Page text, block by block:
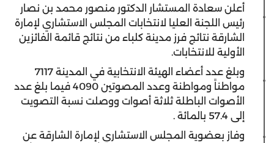
أعلن سعادة المستشار الدكتور منصور محمد بن نصار
رئيس اللجنة العليا لانتخابات المجلس الاستشاري لإمارة
الشارقة نتائج فرز مدينة كلباء من نتائج قائمة الفائزين
الأولية للانتخابات.
وبلغ عدد أعضاء الهيئة الانتخابية في المدينة 7117
مواطناً ومواطنة وعدد المصوتين 4090 فيما بلغ عدد
الأصوات الباطلة ثلاثة أصوات ووصلت نسبة التصويت
إلى 57.4 بالمائة .
وفاز بعضوية المجلس الاستشاري لإمارة الشارقة عن